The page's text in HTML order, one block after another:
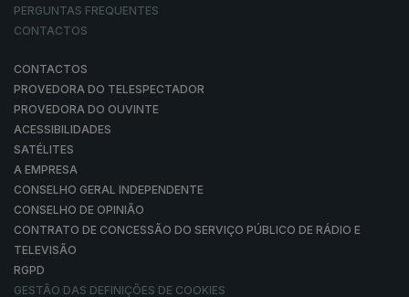
PERGUNTAS FREQUENTES
CONTACTOS
CONTACTOS
PROVEDORA DO TELESPECTADOR
PROVEDORA DO OUVINTE
ACESSIBILIDADES
SATÉLITES
A EMPRESA
CONSELHO GERAL INDEPENDENTE
CONSELHO DE OPINIÃO
CONTRATO DE CONCESSÃO DO SERVIÇO PÚBLICO DE RÁDIO E
TELEVISÃO
RGPD
GESTÃO DAS DEFINIÇÕES DE COOKIES